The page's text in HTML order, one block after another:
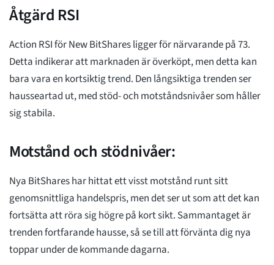
Åtgärd RSI
Action RSI för New BitShares ligger för närvarande på 73.
Detta indikerar att marknaden är överköpt, men detta kan
bara vara en kortsiktig trend. Den långsiktiga trenden ser
hausseartad ut, med stöd- och motståndsnivåer som håller
sig stabila.
Motstånd och stödnivåer:
Nya BitShares har hittat ett visst motstånd runt sitt
genomsnittliga handelspris, men det ser ut som att det kan
fortsätta att röra sig högre på kort sikt. Sammantaget är
trenden fortfarande hausse, så se till att förvänta dig nya
toppar under de kommande dagarna.